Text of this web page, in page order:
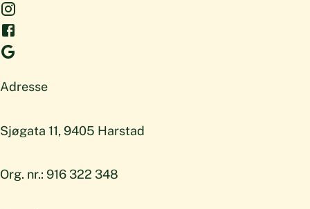
Adresse
Sjøgata 11, 9405 Harstad
Org. nr.: 916 322 348